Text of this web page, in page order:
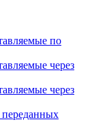
по
через
через
переданных